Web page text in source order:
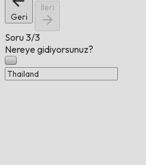
Geri
İleri
Soru3/3
Nereye gidiyorsunuz?